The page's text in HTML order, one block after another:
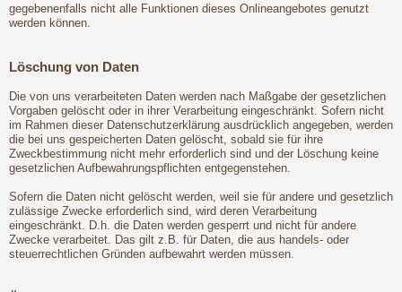
gegebenenfalls nicht alle Funktionen dieses Onlineangebotes genutzt
werden können.
Löschung von Daten
Die von uns verarbeiteten Daten werden nach Maßgabe der gesetzlichen
Vorgaben gelöscht oder in ihrer Verarbeitung eingeschränkt. Sofern nicht
im Rahmen dieser Datenschutzerklärung ausdrücklich angegeben, werden
die bei uns gespeicherten Daten gelöscht, sobald sie für ihre
Zweckbestimmung nicht mehr erforderlich sind und der Löschung keine
gesetzlichen Aufbewahrungspflichten entgegenstehen.
Sofern die Daten nicht gelöscht werden, weil sie für andere und gesetzlich
zulässige Zwecke erforderlich sind, wird deren Verarbeitung
eingeschränkt. D.h. die Daten werden gesperrt und nicht für andere
Zwecke verarbeitet. Das gilt z.B. für Daten, die aus handels- oder
steuerrechtlichen Gründen aufbewahrt werden müssen.